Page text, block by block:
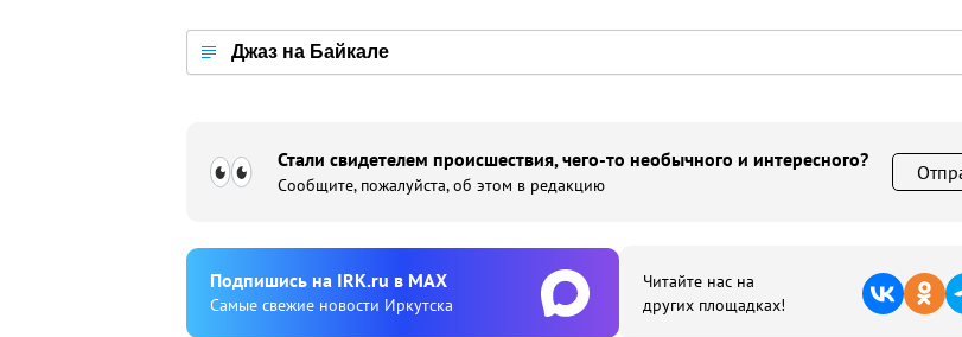
Джаз на Байкале
Стали свидетелем происшествия, чего-то необычного и интересного?
Сообщите, пожалуйста, об этом в редакцию
Подпишиcь на IRK.ru в MAX
Cамые свежие новости Иркутска
Читайте нас на
других площадках!